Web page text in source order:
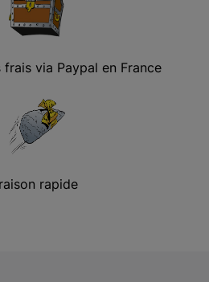
frais via Paypal en France
rapide